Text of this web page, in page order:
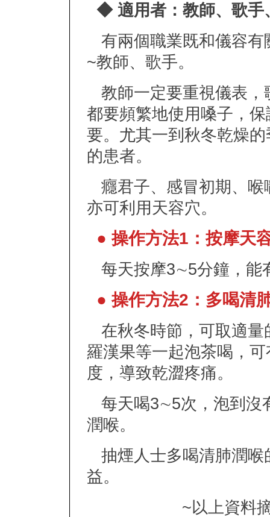
◆ 適用者：教師、歌手
有兩個職業既和儀容有
~教師、歌手。
教師一定要重視儀表，
都要頻繁地使用嗓子，
要。尤其一到秋冬乾燥
的患者。
癮君子、感冒初期、喉
亦可利用天容穴。
● 操作方法1：按摩天
每天按摩3∼5分鐘，能
● 操作方法2：多喝清
在秋冬時節，可取適量
羅漢果等一起泡茶喝，
度，導致乾澀疼痛。
每天喝3∼5次，泡到沒
潤喉。
抽煙人士多喝清肺潤喉
益。
~以上資料